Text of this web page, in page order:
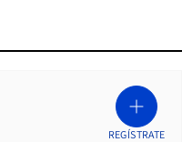
REGÍSTRATE